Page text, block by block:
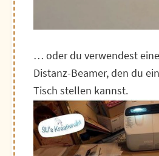
… oder du verwendest
Distanz-Beamer, den du
Tisch stellen kannst.